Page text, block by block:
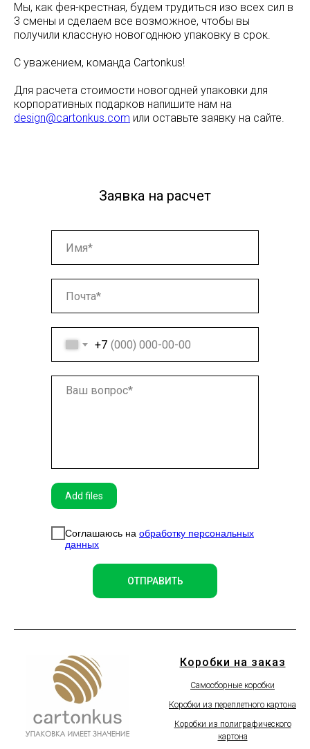
Мы, как фея-крестная, будем трудиться изо всех сил в
3 смены и сделаем все возможное, чтобы вы
получили классную новогоднюю упаковку в срок.
С уважением, команда Cartonkus!
Для расчета стоимости новогодней упаковки для
корпоративных подарков напишите нам на
design@cartonkus.com или оставьте заявку на сайте.
Заявка на расчет
+7
Add files
Соглашаюсь на обработку персональных
данных
ОТПРАВИТЬ
Коробки на заказ
Самосборные коробки
Коробки из переплетного картона
Коробки из полиграфического
картона